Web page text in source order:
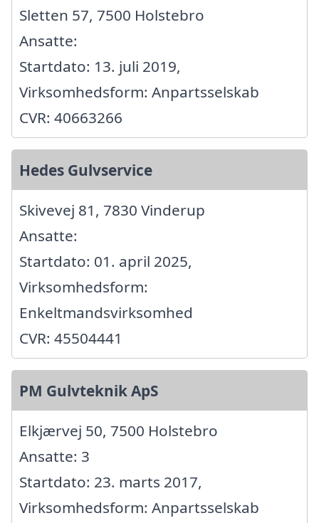
Sletten 57, 7500 Holstebro
Ansatte:
Startdato: 13. juli 2019,
Virksomhedsform: Anpartsselskab
CVR: 40663266
Hedes Gulvservice
Skivevej 81, 7830 Vinderup
Ansatte:
Startdato: 01. april 2025,
Virksomhedsform:
Enkeltmandsvirksomhed
CVR: 45504441
PM Gulvteknik ApS
Elkjærvej 50, 7500 Holstebro
Ansatte: 3
Startdato: 23. marts 2017,
Virksomhedsform: Anpartsselskab